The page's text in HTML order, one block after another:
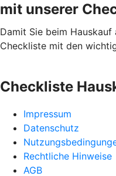
mit unserer
Damit Sie beim Hauskauf
Checkliste mit den
Checkliste
Impressum
Datenschutz
Rechtliche Hinweise
AGB